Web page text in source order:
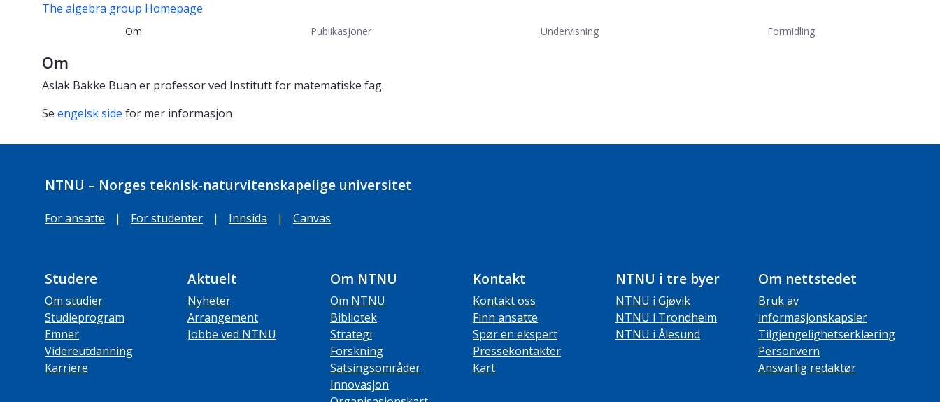
The algebra group Homepage
Om Publikasjoner Undervisning Formidling
Om
Aslak Bakke Buan er professor ved Institutt for matematiske fag.
Se engelsk side for mer informasjon
NTNU – Norges teknisk-naturvitenskapelige universitet
For ansatte | For studenter | Innsida | Canvas
Studere
Om studier
Studieprogram
Emner
Videreutdanning
Karriere
Aktuelt
Nyheter
Arrangement
Jobbe ved NTNU
Om NTNU
Om NTNU
Bibliotek
Strategi
Forskning
Satsingsområder
Innovasjon
Kontakt
Kontakt oss
Finn ansatte
Spør en ekspert
Pressekontakter
Kart
NTNU i tre byer
NTNU i Gjøvik
NTNU i Trondheim
NTNU i Ålesund
Om nettstedet
Bruk av
informasjonskapsler
Tilgjengelighetserklæring
Personvern
Ansvarlig redaktør